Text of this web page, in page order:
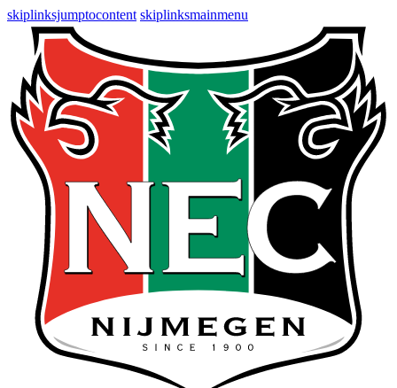
skiplinksjumptocontent skiplinksmainmenu